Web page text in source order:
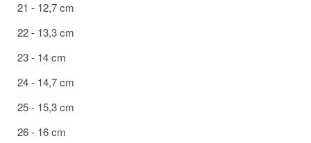
21 - 12,7 cm
22 - 13,3 cm
23 - 14 cm
24 - 14,7 cm
25 - 15,3 cm
26 - 16 cm